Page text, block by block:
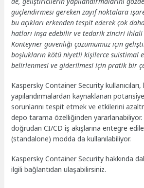
güçlendirmesi gereken zayıf noktalara
bu açıkları erkenden tespit ederek çok
hatları inşa edebilir ve tedarik zinciri
Konteyner güvenliği çözümümüz için
boşlukların kötü niyetli kişilerce suistimal
belirlenmesi ve giderilmesi için pratik bir
Kaspersky Container Security kullanıcıları,
yapılandırmalardan kaynaklanan
sorunlarını tespit etmek ve etkilerini
depo tarama özelliğinden
doğrudan CI/CD iş akışlarına entegre
(standalone) modda da kullanılabiliyor.
Kaspersky Container Security hakkında
ilgili bağlantıdanulaşabilirsiniz.